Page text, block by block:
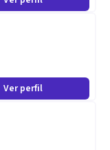
Ver perfil